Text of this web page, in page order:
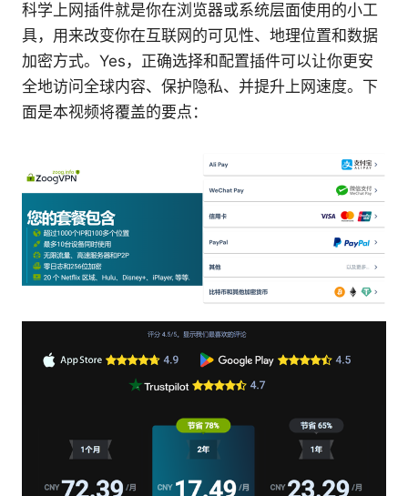
科学上网插件就是你在浏览器或系统层面使用的小工
具，用来改变你在互联网的可见性、地理位置和数据
加密方式。Yes，正确选择和配置插件可以让你更安
全地访问全球内容、保护隐私、并提升上网速度。下
面是本视频将覆盖的要点：